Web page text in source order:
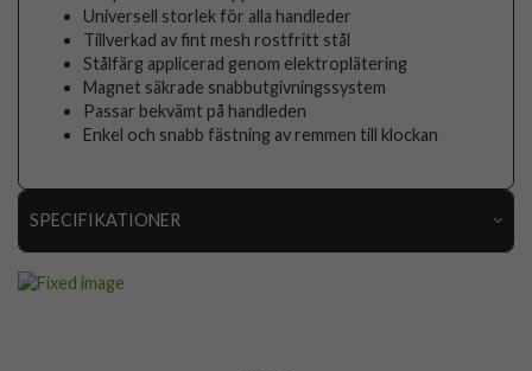
Universell storlek för alla handleder
Tillverkad av fint mesh rostfritt stål
Stålfärg applicerad genom elektroplätering
Magnet säkrade snabbutgivningssystem
Passar bekvämt på handleden
Enkel och snabb fästning av remmen till klockan
SPECIFIKATIONER